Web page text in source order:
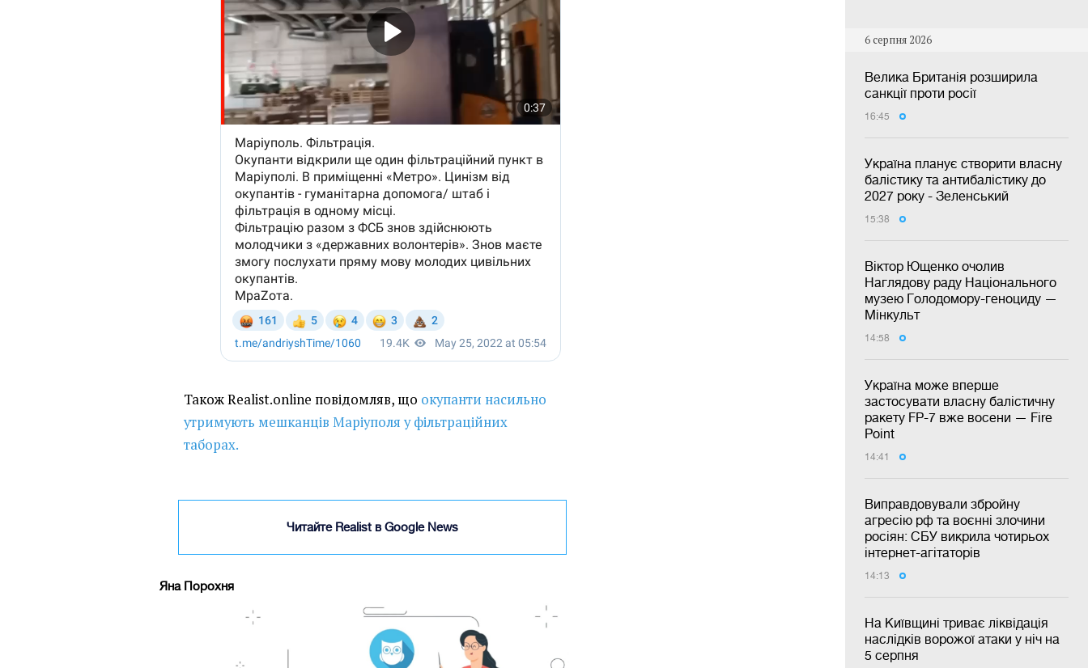
6 серпня 2026
Велика Британія розширила
санкції проти росії
16:45
Україна планує створити власну
балістику та антибалістику до
2027 року - Зеленський
15:38
Віктор Ющенко очолив
Наглядову раду Національного
музею Голодомору-геноциду —
Мінкульт
14:58
Україна може вперше
застосувати власну балістичну
ракету FP-7 вже восени — Fire
Point
14:41
Виправдовували збройну
агресію рф та воєнні злочини
росіян: СБУ викрила чотирьох
інтернет-агітаторів
14:13
На Київщині триває ліквідація
наслідків ворожої атаки у ніч на
5 серпня
Також Realist.online повідомляв, що окупанти насильно
утримують мешканців Маріуполя у фільтраційних
таборах.
Читайте Realist в Google News
Яна Порохня